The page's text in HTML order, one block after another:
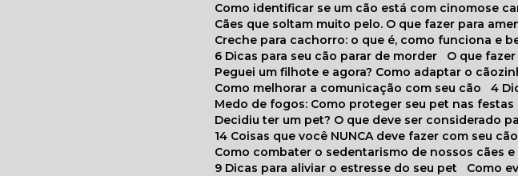
Como identificar se um cão está com cinomose
Cães que soltam muito pelo. O que fazer para
Creche para cachorro: o que é, como funciona e
6 Dicas para seu cão parar de morder
O que
Peguei um filhote e agora? Como adaptar o
Como melhorar a comunicação com seu cão
4
Medo de fogos: Como proteger seu pet nas festas
Decidiu ter um pet? O que deve ser considerado
14 Coisas que você NUNCA deve fazer com seu cão
Como combater o sedentarismo de nossos cães
9 Dicas para aliviar o estresse do seu pet
Como